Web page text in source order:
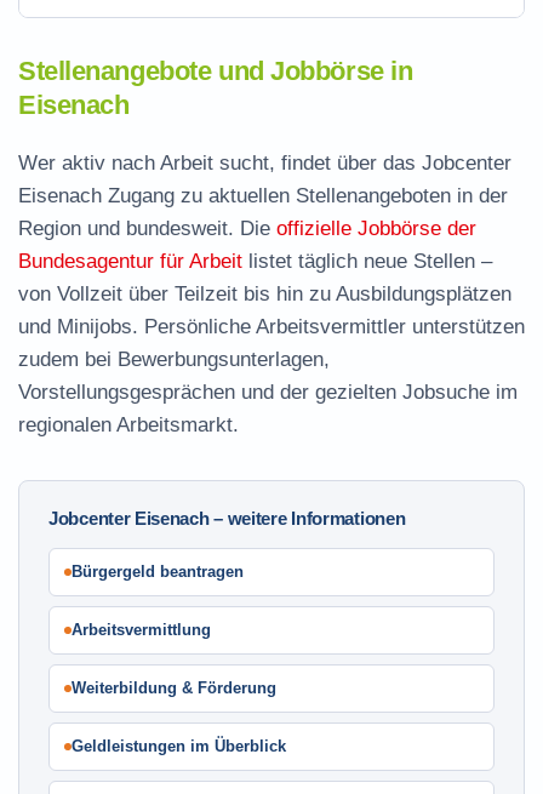
Stellenangebote und Jobbörse in
Eisenach
Wer aktiv nach Arbeit sucht, findet über das Jobcenter
Eisenach Zugang zu aktuellen Stellenangeboten in der
Region und bundesweit. Die offizielle Jobbörse der
Bundesagentur für Arbeit listet täglich neue Stellen –
von Vollzeit über Teilzeit bis hin zu Ausbildungsplätzen
und Minijobs. Persönliche Arbeitsvermittler unterstützen
zudem bei Bewerbungsunterlagen,
Vorstellungsgesprächen und der gezielten Jobsuche im
regionalen Arbeitsmarkt.
Jobcenter Eisenach – weitere Informationen
Bürgergeld beantragen
Arbeitsvermittlung
Weiterbildung & Förderung
Geldleistungen im Überblick